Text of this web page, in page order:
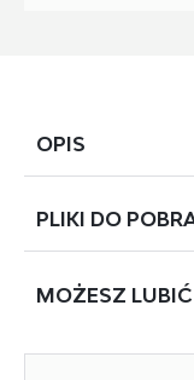
OPIS
wymiary: 80/90-
- velvet BLUVEL ,
PLIKI DO
SEMIR (81245B)
MOŻESZ